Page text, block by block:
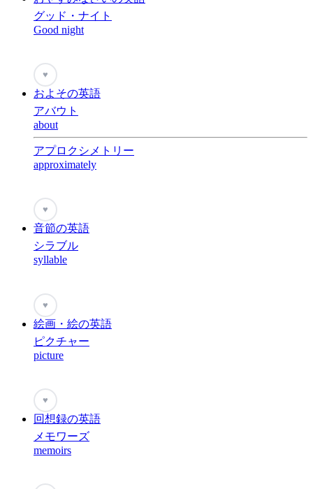
グッド・ナイト
Good night
♥
およその英語
アバウト
about
アプロクシメトリー
approximately
♥
音節の英語
シラブル
syllable
♥
絵画・絵の英語
ピクチャー
picture
♥
回想録の英語
メモワーズ
memoirs